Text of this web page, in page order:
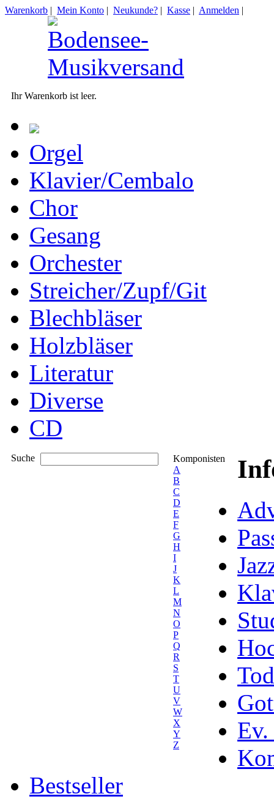
Warenkorb | Mein Konto | Neukunde? | Kasse | Anmelden |
Ihr Warenkorb ist leer.
Orgel
Klavier/Cembalo
Chor
Gesang
Orchester
Streicher/Zupf/Git
Blechbläser
Holzbläser
Literatur
Diverse
CD
Suche
Komponisten
A
B
C
D
E
F
G
H
I
J
K
L
M
N
O
P
Q
R
S
T
U
V
W
X
Y
Z
Ev.
Bestseller